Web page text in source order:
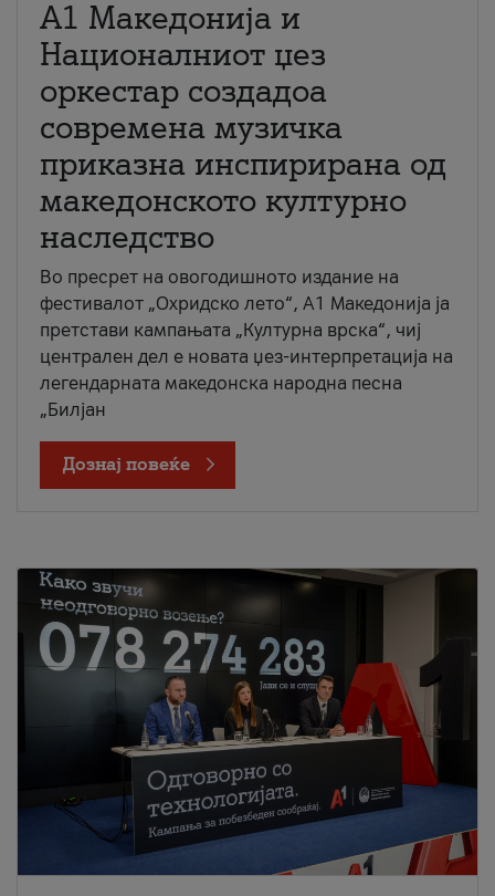
А1 Македонија и
Националниот џез
оркестар создадоа
современа музичка
приказна инспирирана од
македонското културно
наследство
Во пресрет на овогодишното издание на
фестивалот „Охридско лето“, А1 Македонија ја
претстави кампањата „Културна врска“, чиј
централен дел е новата џез-интерпретација на
легендарната македонска народна песна
„Билјан
Дознај повеќе